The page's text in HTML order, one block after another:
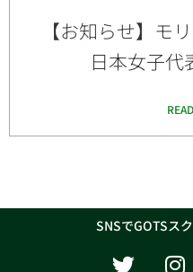
【お知らせ】モ
日本女子代
SNSでGOTSス
T I